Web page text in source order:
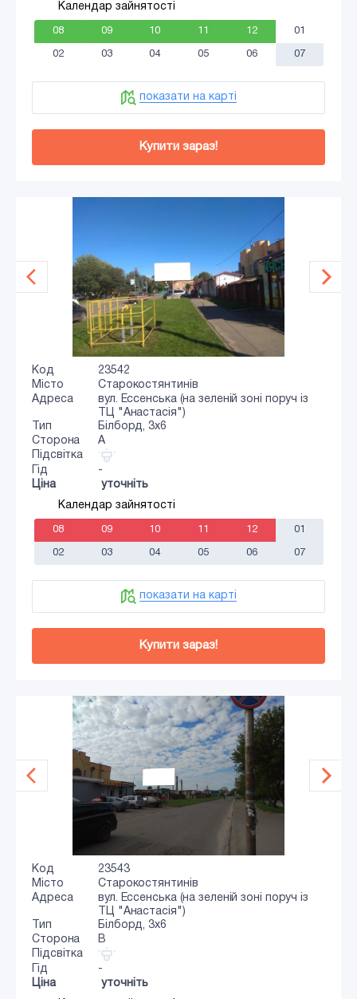
Календар зайнятості
08 09 10 11 12 01
02 03 04 05 06 07
показати на карті
Купити зараз!
Код
23542
Місто
Старокостянтинів
Адреса
вул. Ессенська (на зеленій зоні поруч із
ТЦ "Анастасія")
Тип
Білборд, 3х6
Сторона
A
Підсвітка
Гід
-
Ціна
уточніть
Календар зайнятості
08 09 10 11 12 01
02 03 04 05 06 07
показати на карті
Купити зараз!
Код
23543
Місто
Старокостянтинів
Адреса
вул. Ессенська (на зеленій зоні поруч із
ТЦ "Анастасія")
Тип
Білборд, 3х6
Сторона
B
Підсвітка
Гід
-
Ціна
уточніть